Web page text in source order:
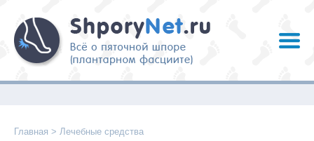
Главная > Лечебные средства